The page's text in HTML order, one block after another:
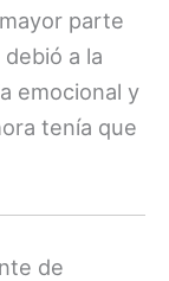
parte
a la
emocional y
tenía que
de